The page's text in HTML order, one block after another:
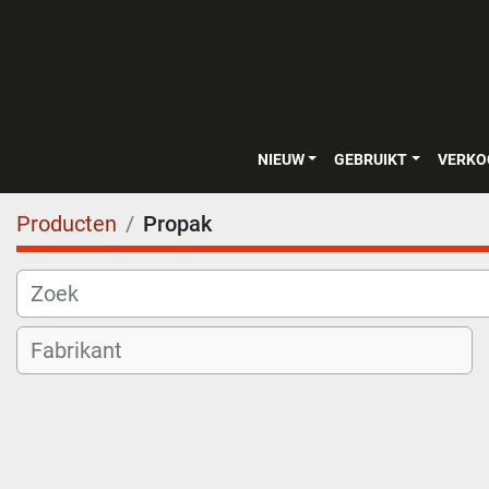
NIEUW GEBRUIKT
Producten Propak